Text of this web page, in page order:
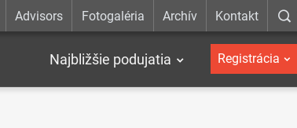
Advisors Fotogaléria Archív Kontakt
Najbližšie podujatia Registrácia